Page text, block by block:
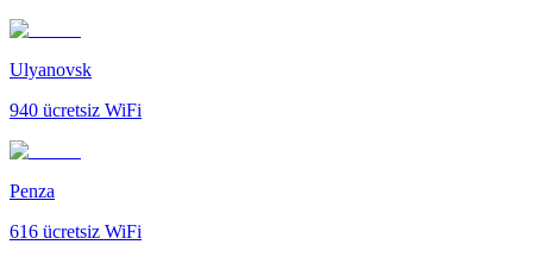
Ulyanovsk
940 ücretsiz WiFi
Penza
616 ücretsiz WiFi